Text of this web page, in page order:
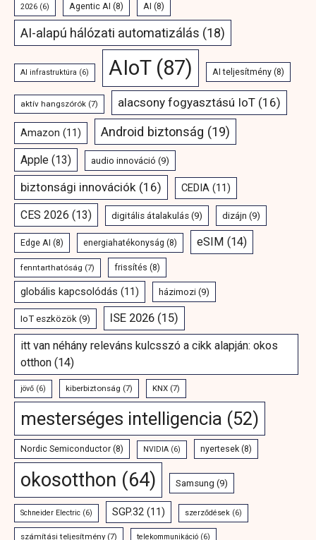
2026 (6) Agentic AI (8) AI (8)
AI-alapú hálózati automatizálás (18)
AI infrastruktúra (6) AIoT(87) AI teljesítmény (8)
aktív hangszórók (7) alacsony fogyasztású IoT (16)
Amazon (11) Android biztonság (19)
Apple (13) audio innováció (9)
biztonsági innovációk (16) CEDIA (11)
CES 2026 (13) digitális átalakulás (9) dizájn (9)
Edge AI (8) energiahatékonyság (8) eSIM (14)
fenntarthatóság (7) frissítés (8)
globális kapcsolódás (11) házimozi (9)
IoT eszközök (9) ISE 2026 (15)
itt van néhány releváns kulcsszó a cikk alapján: okos
otthon (14)
jövő (6) kiberbiztonság (7) KNX (7)
mesterséges intelligencia (52)
Nordic Semiconductor (8) NVIDIA (6) nyertesek (8)
okosotthon (64) Samsung (9)
Schneider Electric (6) SGP.32 (11) szerződések (6)
számítási teljesítmény(7) telekommunikáció (6)